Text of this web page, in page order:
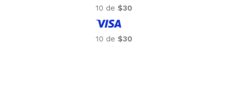
10 de $35
10 de $35